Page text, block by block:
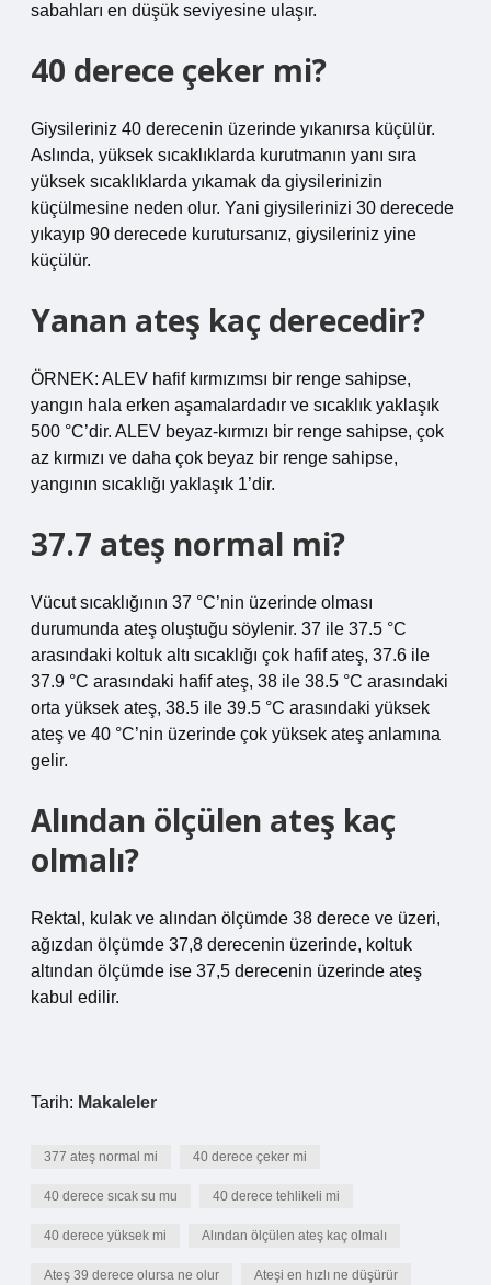
sabahları en düşük seviyesine ulaşır.
40 derece çeker mi?
Giysileriniz 40 derecenin üzerinde yıkanırsa küçülür.
Aslında, yüksek sıcaklıklarda kurutmanın yanı sıra
yüksek sıcaklıklarda yıkamak da giysilerinizin
küçülmesine neden olur. Yani giysilerinizi 30 derecede
yıkayıp 90 derecede kurutursanız, giysileriniz yine
küçülür.
Yanan ateş kaç derecedir?
ÖRNEK: ALEV hafif kırmızımsı bir renge sahipse,
yangın hala erken aşamalardadır ve sıcaklık yaklaşık
500 °C’dir. ALEV beyaz-kırmızı bir renge sahipse, çok
az kırmızı ve daha çok beyaz bir renge sahipse,
yangının sıcaklığı yaklaşık 1’dir.
37.7 ateş normal mi?
Vücut sıcaklığının 37 °C’nin üzerinde olması
durumunda ateş oluştuğu söylenir. 37 ile 37.5 °C
arasındaki koltuk altı sıcaklığı çok hafif ateş, 37.6 ile
37.9 °C arasındaki hafif ateş, 38 ile 38.5 °C arasındaki
orta yüksek ateş, 38.5 ile 39.5 °C arasındaki yüksek
ateş ve 40 °C’nin üzerinde çok yüksek ateş anlamına
gelir.
Alından ölçülen ateş kaç
olmalı?
Rektal, kulak ve alından ölçümde 38 derece ve üzeri,
ağızdan ölçümde 37,8 derecenin üzerinde, koltuk
altından ölçümde ise 37,5 derecenin üzerinde ateş
kabul edilir.
Tarih: Makaleler
377 ateş normal mi 40 derece çeker mi
40 derece sıcak su mu 40 derece tehlikeli mi
40 derece yüksek mi Alından ölçülen ateş kaç olmalı
Ateş 39 derece olursa ne olur Ateşi en hızlı ne düşürür